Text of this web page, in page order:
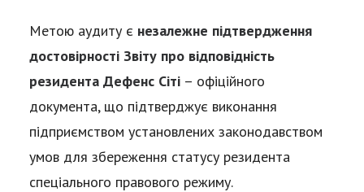
Метою аудиту є незалежне підтвердження
достовірності Звіту про відповідність
резидента Дефенс Сіті – офіційного
документа, що підтверджує виконання
підприємством установлених законодавством
умов для збереження статусу резидента
спеціального правового режиму.